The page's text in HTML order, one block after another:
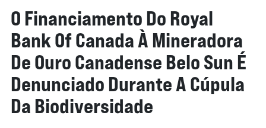
O Financiamento Do Royal
Bank Of Canada À Mineradora
De Ouro Canadense Belo Sun É
Denunciado Durante A Cúpula
Da Biodiversidade